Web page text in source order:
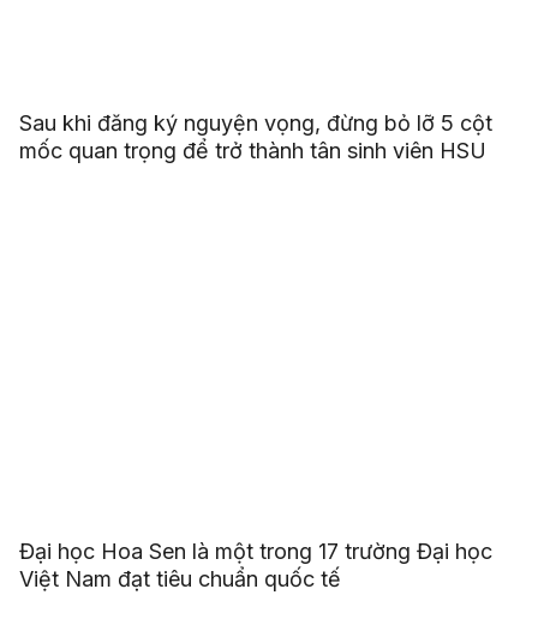
Sau khi đăng ký nguyện vọng, đừng bỏ lỡ 5 cột
mốc quan trọng để trở thành tân sinh viên HSU
Đại học Hoa Sen là một trong 17 trường Đại học
Việt Nam đạt tiêu chuẩn quốc tế